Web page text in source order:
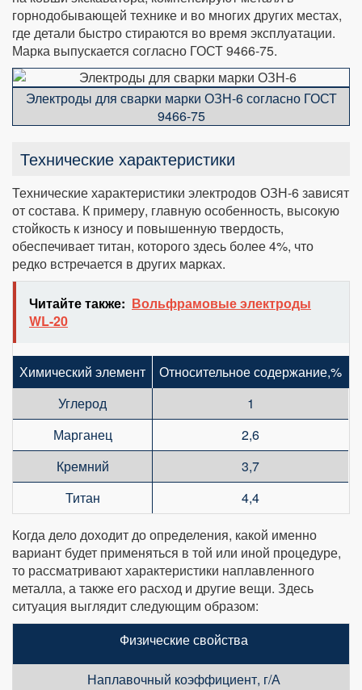
горнодобывающей технике и во многих других местах,
где детали быстро стираются во время эксплуатации.
Марка выпускается согласно ГОСТ 9466-75.
Электроды для сварки марки ОЗН-6 согласно ГОСТ
9466-75
Технические характеристики
Технические характеристики электродов ОЗН-6 зависят
от состава. К примеру, главную особенность, высокую
стойкость к износу и повышенную твердость,
обеспечивает титан, которого здесь более 4%, что
редко встречается в других марках.
Читайте также: Вольфрамовые электроды
WL-20
Химический элемент
Относительное содержание,%
Углерод
1
Марганец
2,6
Кремний
3,7
Титан
4,4
Когда дело доходит до определения, какой именно
вариант будет применяться в той или иной процедуре,
то рассматривают характеристики наплавленного
металла, а также его расход и другие вещи. Здесь
ситуация выглядит следующим образом:
Физические свойства
Наплавочный коэффициент, г/А